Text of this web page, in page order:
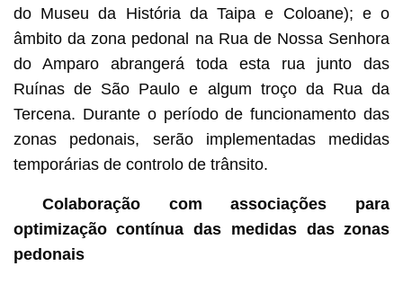
do Museu da História da Taipa e Coloane); e o
âmbito da zona pedonal na Rua de Nossa Senhora
do Amparo abrangerá toda esta rua junto das
Ruínas de São Paulo e algum troço da Rua da
Tercena. Durante o período de funcionamento das
zonas pedonais, serão implementadas medidas
temporárias de controlo de trânsito.
Colaboração com associações para
optimização contínua das medidas das zonas
pedonais